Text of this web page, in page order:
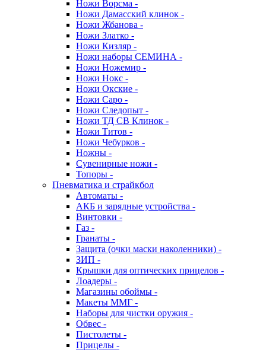
Ножи Ворсма -
Ножи Дамасский клинок -
Ножи Жбанова -
Ножи Златко -
Ножи Кизляр -
Ножи наборы СЕМИНА -
Ножи Ножемир -
Ножи Нокс -
Ножи Окские -
Ножи Саро -
Ножи Следопыт -
Ножи ТД СВ Клинок -
Ножи Титов -
Ножи Чебурков -
Ножны -
Сувенирные ножи -
Топоры -
Пневматика и страйкбол
Автоматы -
АКБ и зарядные устройства -
Винтовки -
Газ -
Гранаты -
Защита (очки маски наколенники) -
ЗИП -
Крышки для оптических прицелов -
Лоадеры -
Магазины обоймы -
Макеты ММГ -
Наборы для чистки оружия -
Обвес -
Пистолеты -
Прицелы -